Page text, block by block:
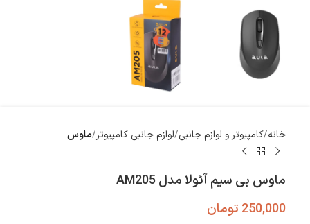
خانه کامپیوتر و لوازم جانبی لوازم جانبی کامپیوتر ماوس
ماوس بی سیم آئولا مدل AM205
250,000 تومان